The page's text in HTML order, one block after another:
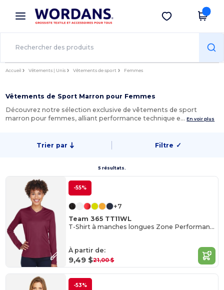
× Appli Wordans
Meilleurs prix sur l’app !
Obtenir l'appli
Accueil Vêtements | Unis Vêtements de sport Femmes
Vêtements de Sport Marron pour Femmes
Découvrez notre sélection exclusive de vêtements de sport
marron pour femmes, alliant performance technique e…En voir plus
Trier par Filtre ✓
5 résultats.
-55%
+7
Team 365 TT11WL
T-Shirt à manches longues Zone Performance pour femme
À partir de:
9,49 $21,00 $
-53%